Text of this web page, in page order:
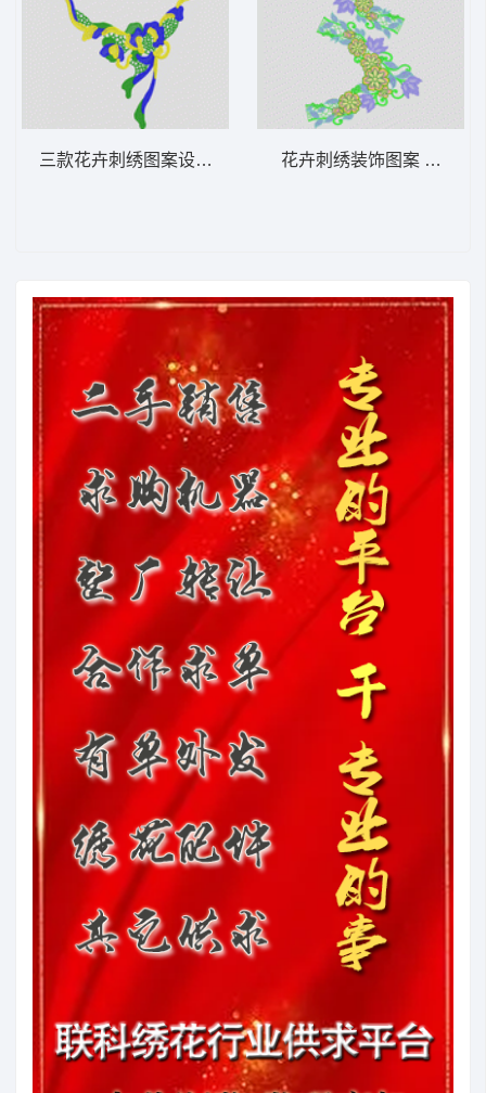
三款花卉刺绣图案设计 水溶条码花卉刺绣装饰图案 水溶领